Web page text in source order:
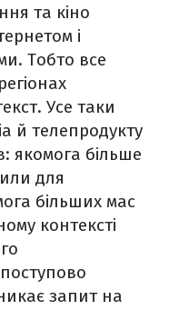
та кіно
і
Тобто все
Усе таки
й телепродукту
якомога більше
для
більших мас
контексті
запит на